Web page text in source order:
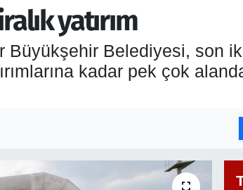
yatırım
Belediyesi, son
kadar pek çok